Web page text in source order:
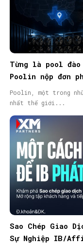
Từng là pool
Poolin nộp đơn
Poolin, một trong
nhất thế giới...
Sao Chép Giao
Sự Nghiệp IB/